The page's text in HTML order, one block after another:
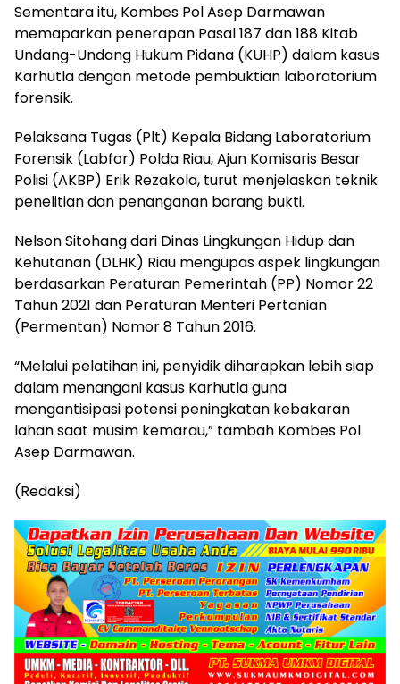
Sementara itu, Kombes Pol Asep Darmawan
memaparkan penerapan Pasal 187 dan 188 Kitab
Undang-Undang Hukum Pidana (KUHP) dalam kasus
Karhutla dengan metode pembuktian laboratorium
forensik.
Pelaksana Tugas (Plt) Kepala Bidang Laboratorium
Forensik (Labfor) Polda Riau, Ajun Komisaris Besar
Polisi (AKBP) Erik Rezakola, turut menjelaskan teknik
penelitian dan penanganan barang bukti.
Nelson Sitohang dari Dinas Lingkungan Hidup dan
Kehutanan (DLHK) Riau mengupas aspek lingkungan
berdasarkan Peraturan Pemerintah (PP) Nomor 22
Tahun 2021 dan Peraturan Menteri Pertanian
(Permentan) Nomor 8 Tahun 2016.
“Melalui pelatihan ini, penyidik diharapkan lebih siap
dalam menangani kasus Karhutla guna
mengantisipasi potensi peningkatan kebakaran
lahan saat musim kemarau,” tambah Kombes Pol
Asep Darmawan.
(Redaksi)